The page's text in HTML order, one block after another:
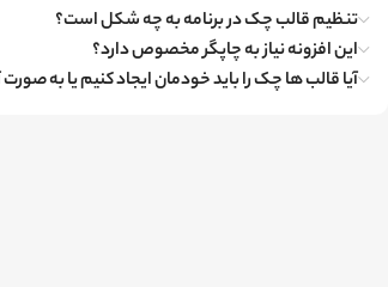
تنظیم قالب چک در برنامه به چه شکل است؟
این افزونه نیاز به چاپگر مخصوص دارد؟
آیا قالب ها چک را باید خودمان ایجاد کنیم یا به